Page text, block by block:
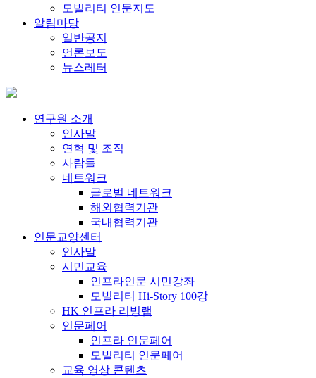
모빌리티 인문지도
알림마당
일반공지
언론보도
뉴스레터
연구원 소개
인사말
연혁 및 조직
사람들
네트워크
글로벌 네트워크
해외협력기관
국내협력기관
인문교양센터
인사말
시민교육
인프라인문 시민강좌
모빌리티 Hi-Story 100강
HK 인프라 리빙랩
인문페어
인프라 인문페어
모빌리티 인문페어
교육 영상 콘텐츠